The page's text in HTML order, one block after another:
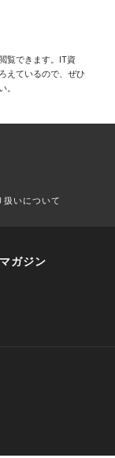
覧できます。IT資
えているので、ぜひ
。
扱いについて
ガジン